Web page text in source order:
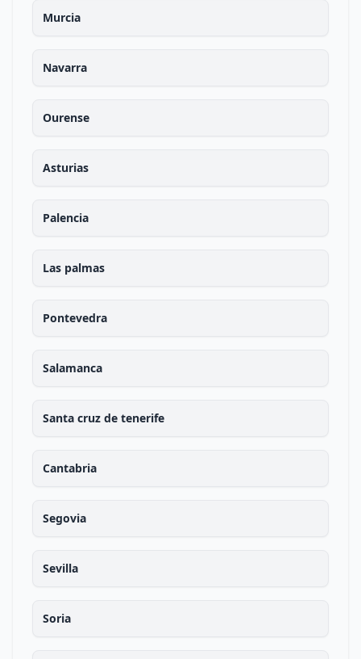
Murcia
Navarra
Ourense
Asturias
Palencia
Las palmas
Pontevedra
Salamanca
Santa cruz de tenerife
Cantabria
Segovia
Sevilla
Soria